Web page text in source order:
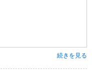
続きを見る